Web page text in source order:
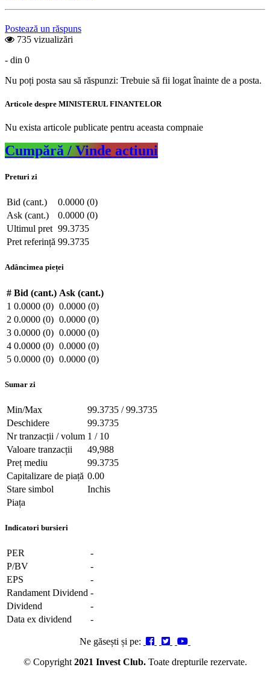
Postează un răspuns
735 vizualizări
- din 0
Nu poți posta sau să răspunzi: Trebuie să fii logat înainte de a posta.
Articole despre MINISTERUL FINANTELOR
Nu exista articole publicate pentru aceasta compnaie
Cumpără / Vinde actiuni
Preturi zi
Bid (cant.)
0.0000 (0)
Ask (cant.)
0.0000 (0)
Ultimul pret 99.3735
Pret referință 99.3735
Adâncimea pieței
# Bid (cant.) Ask (cant.)
1 0.0000 (0) 0.0000 (0)
2 0.0000 (0) 0.0000 (0)
3 0.0000 (0) 0.0000 (0)
4 0.0000 (0) 0.0000 (0)
5 0.0000 (0) 0.0000 (0)
Sumar zi
Min/Max
99.3735 / 99.3735
Deschidere
99.3735
Nr tranzacții / volum 1 / 10
Valoare tranzacții
49,988
Preț mediu
99.3735
Capitalizare de piață 0.00
Stare simbol
Inchis
Piața
Indicatori bursieri
PER
-
P/BV
-
EPS
-
Randament Dividend -
Dividend
-
Data ex dividend
-
Ne găsești și pe:
© Copyright 2021 Invest Club. Toate drepturile rezervate.